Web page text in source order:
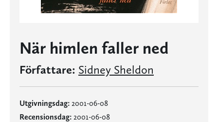
När himlen faller ned
Författare: Sidney Sheldon
Utgivningsdag: 2001-06-08
Recensionsdag: 2001-06-08